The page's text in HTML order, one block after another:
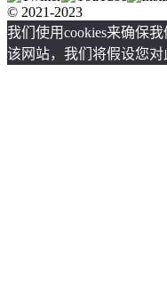
© 2021-2023
我们使用cookies来确保
该网站，我们将假设您对